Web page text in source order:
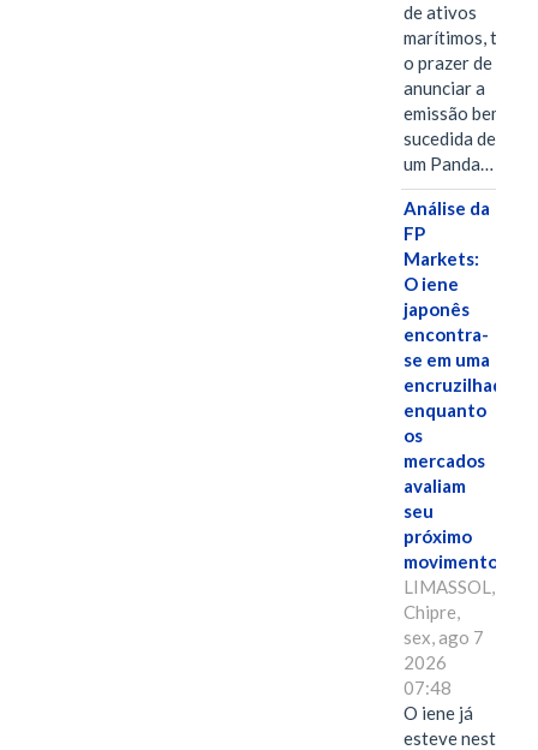
de ativos
marítimos, tem
o prazer de
anunciar a
emissão bem-
sucedida de
um Panda…
Análise da
FP
Markets:
O iene
japonês
encontra-
se em uma
encruzilhada
enquanto
os
mercados
avaliam
seu
próximo
movimento.
LIMASSOL,
Chipre,
sex, ago 7
2026
07:48
O iene já
esteve nesta